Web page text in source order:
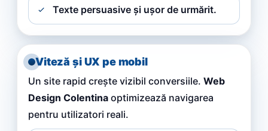
Texte persuasive și ușor de urmărit.
Viteză și UX pe mobil
Un site rapid crește vizibil conversiile. Web
Design Colentina optimizează navigarea
pentru utilizatori reali.